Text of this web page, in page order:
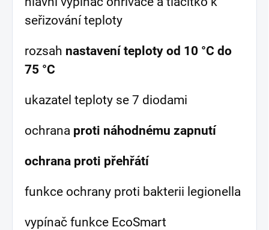
seřizování teploty
rozsah nastavení teploty od 10 °C do
75 °C
ukazatel teploty se 7 diodami
ochrana proti náhodnému zapnutí
ochrana proti přehřátí
funkce ochrany proti bakterii legionella
vypínač funkce EcoSmart